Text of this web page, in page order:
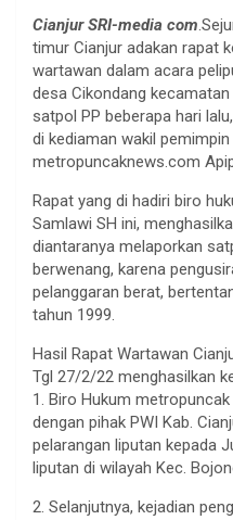
Cianjur SRI-media com
timur Cianjur adakan rapat
wartawan dalam acara
desa Cikondang
satpol PP beberapa hari
di kediaman wakil
metropuncaknews.com
Rapat yang di hadiri biro
Samlawi SH ini,
diantaranya melaporkan
berwenang, karena
pelanggaran berat,
tahun 1999.
Hasil Rapat Wartawan
Tgl 27/2/22 menghasilkan
1. Biro Hukum
dengan pihak PWI Kab.
pelarangan liputan kepada
liputan di wilayah Kec.
2. Selanjutnya, kejadian